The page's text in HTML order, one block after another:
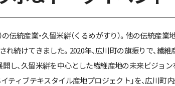
伝統産業・久留米絣（くるめがすり）。他の伝統産業
続けてきました。2020年、広川町の旗振りで、繊維
し、久留米絣を中心とした繊維産地の未来ビジョン
ティブテキスタイル産地プロジェクト」を、広川町